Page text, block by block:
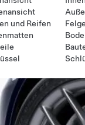
und Reifen